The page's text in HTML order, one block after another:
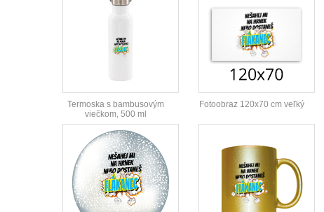
Termoska s bambusovým
viečkom, 500 ml
Fotoobraz 120x70 cm veľký